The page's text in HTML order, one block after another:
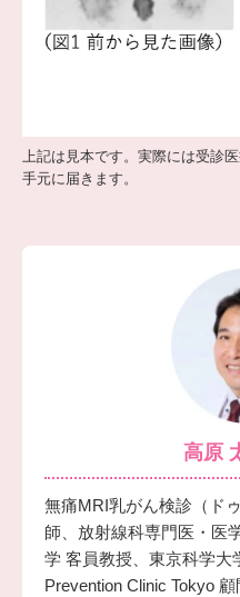
上記は見本です。実際には受診
手元に届きます。
高原
無痛MRI乳がん検診（ド
師、放射線科専門医・医
学 客員教授、東京科学
Prevention Clinic Tokyo 顧